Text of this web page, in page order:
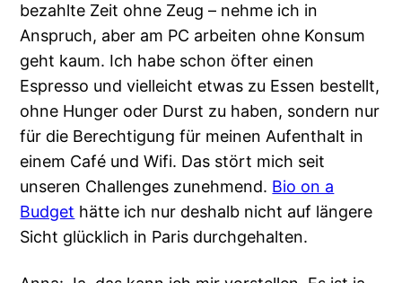
bezahlte Zeit ohne Zeug – nehme ich in
Anspruch, aber am PC arbeiten ohne Konsum
geht kaum. Ich habe schon öfter einen
Espresso und vielleicht etwas zu Essen bestellt,
ohne Hunger oder Durst zu haben, sondern nur
für die Berechtigung für meinen Aufenthalt in
einem Café und Wifi. Das stört mich seit
unseren Challenges zunehmend. Bio on a
Budget hätte ich nur deshalb nicht auf längere
Sicht glücklich in Paris durchgehalten.